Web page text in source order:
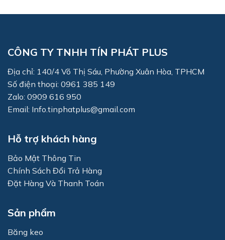
CÔNG TY TNHH TÍN PHÁT PLUS
Địa chỉ: 140/4 Võ Thị Sáu, Phường Xuân Hòa, TPHCM
Số điện thoại: 0961 385 149
Zalo: 0909 616 950
Email: Info.tinphatplus@gmail.com
Hỗ trợ khách hàng
Bảo Mật Thông Tin
Chính Sách Đổi Trả Hàng
Đặt Hàng Và Thanh Toán
Sản phẩm
Băng keo